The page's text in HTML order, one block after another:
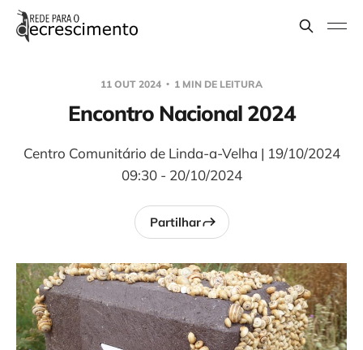
11 OUT 2024 1 MIN DE LEITURA
Encontro Nacional 2024
Centro Comunitário de Linda-a-Velha | 19/10/2024
09:30 - 20/10/2024
Partilhar